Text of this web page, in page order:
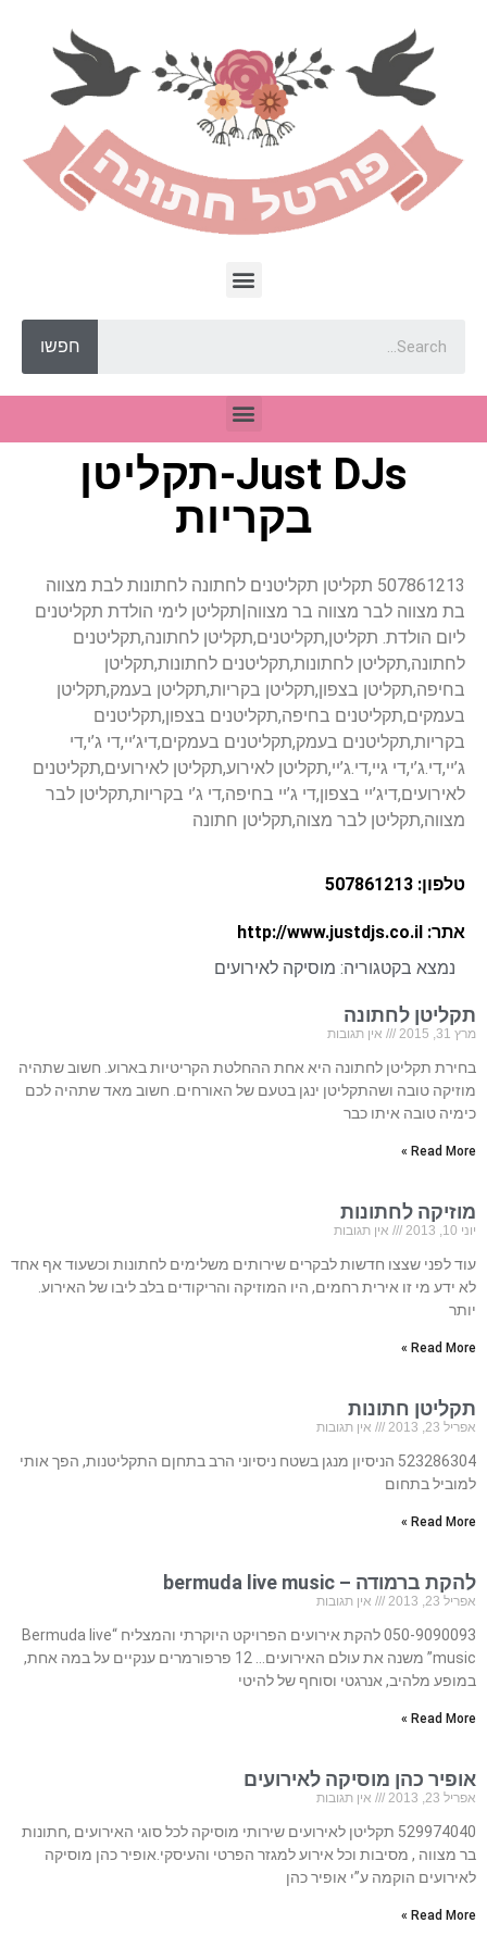
חפשו
Just DJs-תקליטן
בקריות
507861213 תקליטן תקליטנים לחתונה לחתונות לבת מצווה
בת מצווה לבר מצווה בר מצווה|תקליטן לימי הולדת תקליטנים
ליום הולדת. תקליטן,תקליטנים,תקליטן לחתונה,תקליטנים
לחתונה,תקליטן לחתונות,תקליטנים לחתונות,תקליטן
בחיפה,תקליטן בצפון,תקליטן בקריות,תקליטן בעמק,תקליטן
בעמקים,תקליטנים בחיפה,תקליטנים בצפון,תקליטנים
בקריות,תקליטנים בעמק,תקליטנים בעמקים,דיג’יי,די ג’י,די
ג’יי,די.ג’י,די גיי,די.ג’יי,תקליטן לאירוע,תקליטן לאירועים,תקליטנים
לאירועים,דיג’יי בצפון,די ג’יי בחיפה,די ג’י בקריות,תקליטן לבר
מצווה,תקליטן לבר מצוה,תקליטן חתונה
טלפון: 507861213
אתר: http://www.justdjs.co.il
נמצא בקטגוריה: מוסיקה לאירועים
תקליטן לחתונה
מרץ 31, 2015 אין תגובות
בחירת תקליטן לחתונה היא אחת ההחלטת הקריטיות בארוע. חשוב שתהיה
מוזיקה טובה ושהתקליטן ינגן בטעם של האורחים. חשוב מאד שתהיה לכם
כימיה טובה איתו כבר
Read More »
מוזיקה לחתונות
יוני 10, 2013 אין תגובות
עוד לפני שצצו חדשות לבקרים שירותים משלימים לחתונות וכשעוד אף אחד
לא ידע מי זו אירית רחמים, היו המוזיקה והריקודים בלב ליבו של האירוע.
יותר
Read More »
תקליטן חתונות
אפריל 23, 2013 אין תגובות
523286304 הניסיון מנגן בשטח ניסיוני הרב בתחןם התקליטנות, הפך אותי
למוביל בתחום
Read More »
להקת ברמודה – bermuda live music
אפריל 23, 2013 אין תגובות
050-9090093 להקת אירועים הפרויקט היוקרתי והמצליח “Bermuda live
music” משנה את עולם האירועים… 12 פרפורמרים ענקיים על במה אחת,
במופע מלהיב, אנרגטי וסוחף של להיטי
Read More »
אופיר כהן מוסיקה לאירועים
אפריל 23, 2013 אין תגובות
529974040 תקליטן לאירועים שירותי מוסיקה לכל סוגי האירועים ,חתונות
בר מצווה , מסיבות וכל אירוע למגזר הפרטי והעיסקי.אופיר כהן מוסיקה
לאירועים הוקמה ע”י אופיר כהן
Read More »